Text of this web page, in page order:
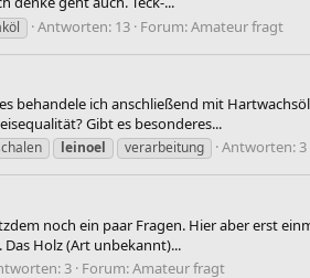
Antworten: 13 Forum:Amateur fragt
behandele ich anschließend mit
Gibt es besonderes...
leinoel verarbeitung Antworten: 3
noch ein paar Fragen. Hier aber erst
Holz (Art unbekannt)...
3 Forum:Amateur fragt